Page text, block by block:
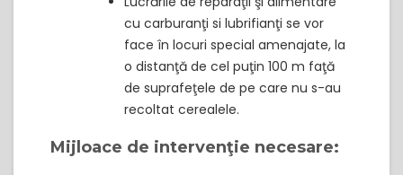
cu carburanţi si lubrifianţi se vor
face în locuri special amenajate, la
o distanţă de cel puţin 100 m faţă
de suprafeţele de pe care nu s-au
recoltat cerealele.
Mijloace de intervenţie necesare: